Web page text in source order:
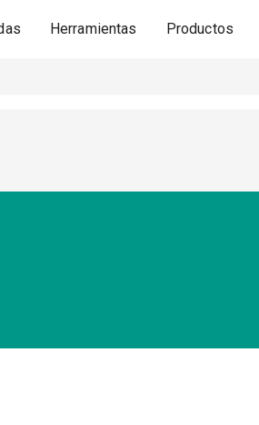
Herramientas Productos